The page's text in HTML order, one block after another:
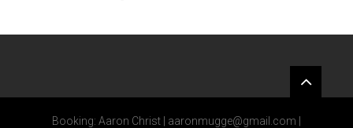
Booking: Aaron Christ | aaronmugge@gmail.com